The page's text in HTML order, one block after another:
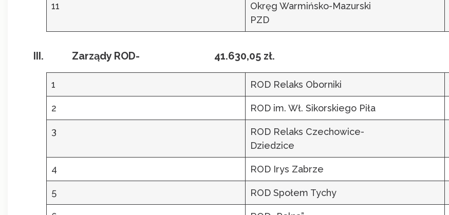
11
Okręg Warmińsko-Mazurski
PZD
III. Zarządy ROD- 41.630,05 zł.
1 ROD Relaks Oborniki
2 ROD im. Wł. Sikorskiego Piła
3
ROD Relaks Czechowice-
Dziedzice
4 ROD Irys Zabrze
5 ROD Społem Tychy